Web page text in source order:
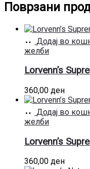
Поврзани
Додај во
желби
Lorvenn’s
360,00 ден
Додај во
желби
Lorvenn’s
360,00 ден